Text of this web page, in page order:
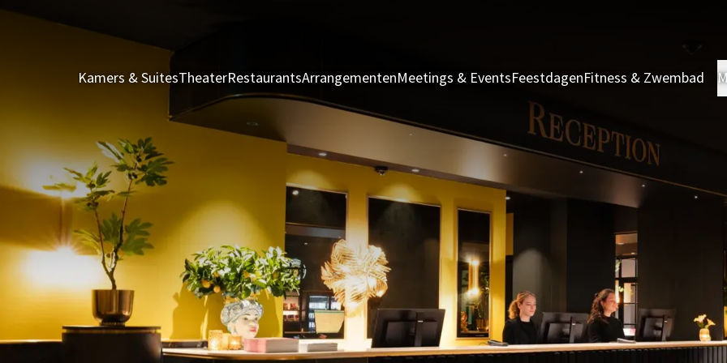
Kamers & SuitesTheaterRestaurantsArrangementenMeetings & EventsFeestdagenFitness & Zwembad